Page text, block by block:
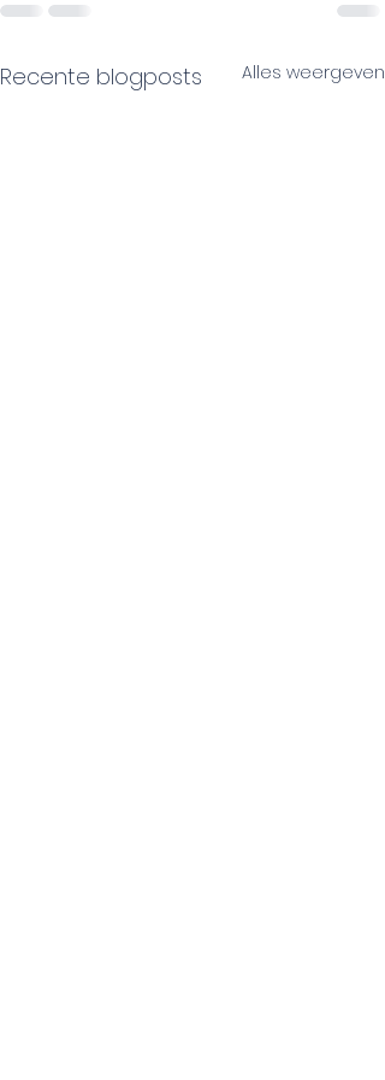
Recente blogposts Alles weergeven